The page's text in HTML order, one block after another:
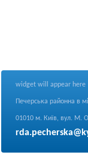
widget will appear here
Печерська районна в
01010 м. Київ, вул. М.